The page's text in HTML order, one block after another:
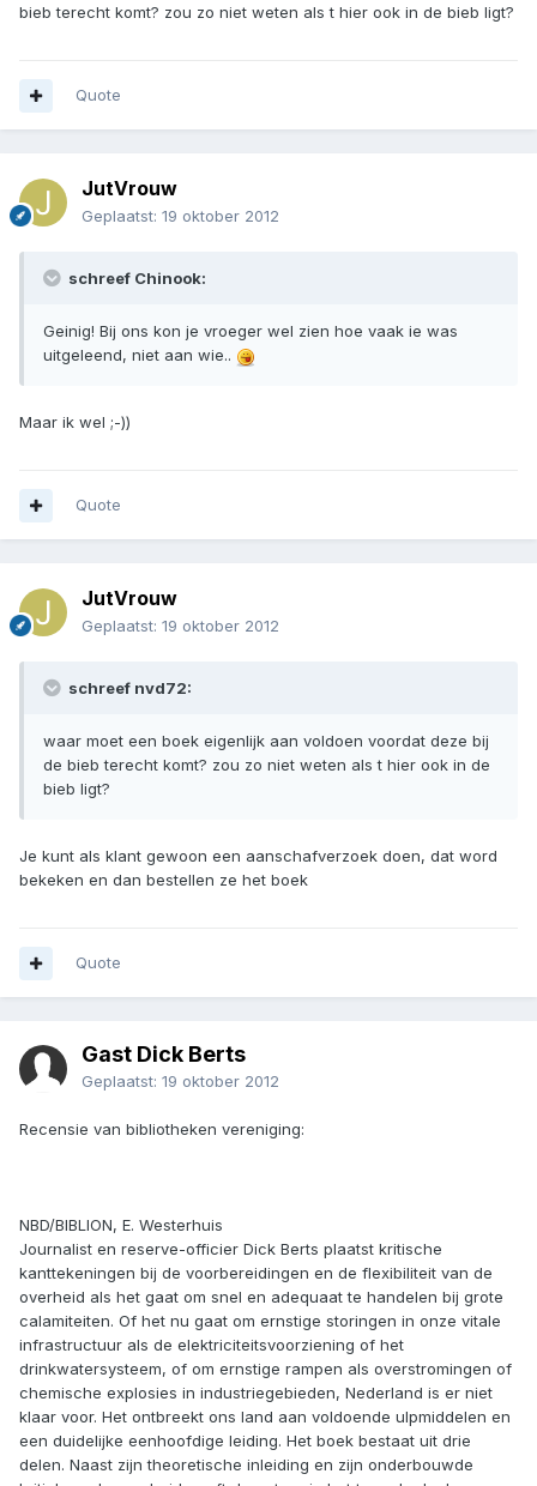
bieb terecht komt? zou zo niet weten als t hier ook in de bieb ligt?
Quote
JutVrouw
Geplaatst: 19 oktober 2012
schreef Chinook:
Geinig! Bij ons kon je vroeger wel zien hoe vaak ie was
uitgeleend, niet aan wie..
Maar ik wel ;-))
Quote
JutVrouw
Geplaatst: 19 oktober 2012
schreef nvd72:
waar moet een boek eigenlijk aan voldoen voordat deze bij
de bieb terecht komt? zou zo niet weten als t hier ook in de
bieb ligt?
Je kunt als klant gewoon een aanschafverzoek doen, dat word
bekeken en dan bestellen ze het boek
Quote
Gast Dick Berts
Geplaatst: 19 oktober 2012
Recensie van bibliotheken vereniging:
NBD/BIBLION, E. Westerhuis
Journalist en reserve-officier Dick Berts plaatst kritische
kanttekeningen bij de voorbereidingen en de flexibiliteit van de
overheid als het gaat om snel en adequaat te handelen bij grote
calamiteiten. Of het nu gaat om ernstige storingen in onze vitale
infrastructuur als de elektriciteitsvoorziening of het
drinkwatersysteem, of om ernstige rampen als overstromingen of
chemische explosies in industriegebieden, Nederland is er niet
klaar voor. Het ontbreekt ons land aan voldoende ulpmiddelen en
een duidelijke eenhoofdige leiding. Het boek bestaat uit drie
delen. Naast zijn theoretische inleiding en zijn onderbouwde